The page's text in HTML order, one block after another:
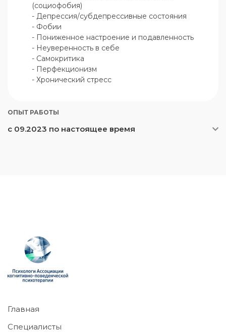
(социофобия)
- Депрессия/субдепрессивные состояния
- Фобии
- Пониженное настроение и подавленность
- Неуверенность в себе
- Самокритика
- Перфекционизм
- Хронический стресс
ОПЫТ РАБОТЫ
с 09.2023 по настоящее время
Главная
Специалисты